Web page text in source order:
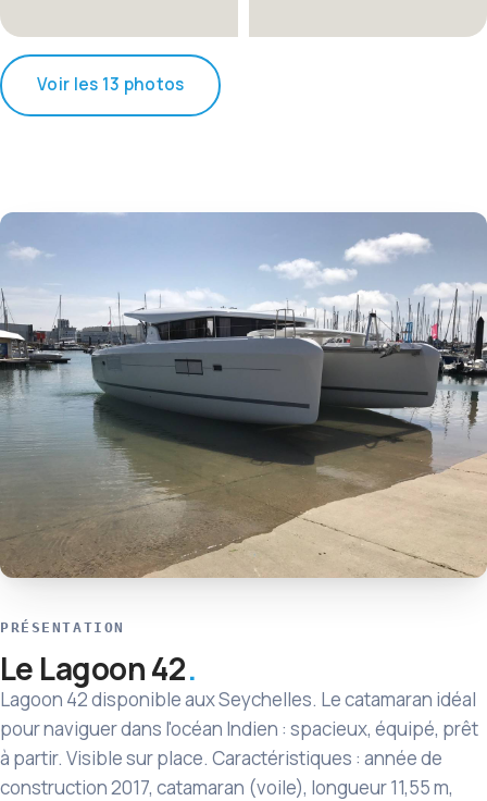
Voir les 13 photos
PRÉSENTATION
Le Lagoon 42
Lagoon 42 disponible aux Seychelles. Le catamaran idéal
pour naviguer dans l'océan Indien : spacieux, équipé, prêt
à partir. Visible sur place. Caractéristiques : année de
construction 2017, catamaran (voile), longueur 11,55 m,